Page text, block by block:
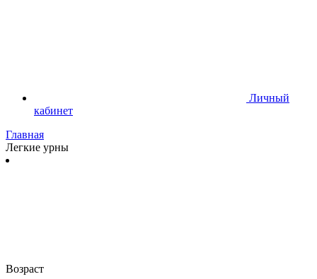
Личный
кабинет
Главная
Легкие урны
Возраст